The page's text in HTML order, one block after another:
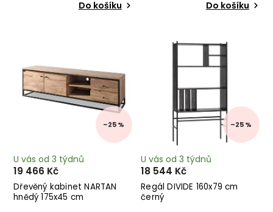
Do košíku Do košíku
–25 %
Dřevěný kabinet NARTAN
hnědý 175x45 cm
U vás od 3 týdnů
19 466 Kč
–25 %
Regál DIVIDE 160x79 cm
černý
U vás od 3 týdnů
18 544 Kč